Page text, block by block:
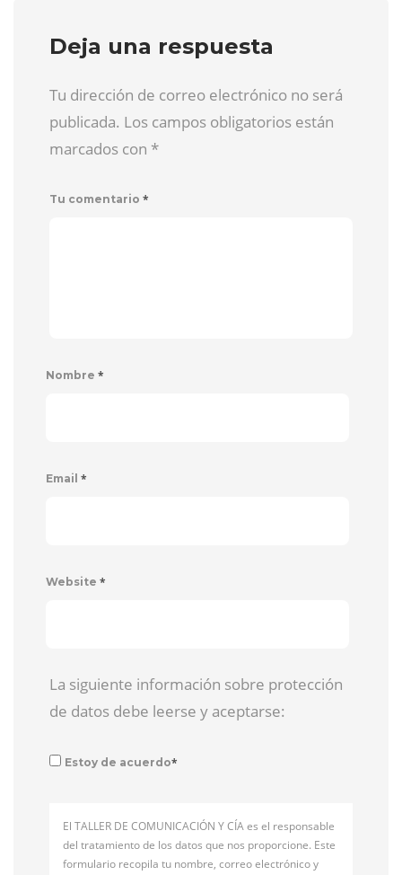
Deja una respuesta
Tu dirección de correo electrónico no será
publicada. Los campos obligatorios están
marcados con *
Tu comentario *
Nombre *
Email *
Website *
La siguiente información sobre protección
de datos debe leerse y aceptarse:
Estoy de acuerdo*
El TALLER DE COMUNICACIÓN Y CÍA es el responsable
del tratamiento de los datos que nos proporcione. Este
formulario recopila tu nombre, correo electrónico y